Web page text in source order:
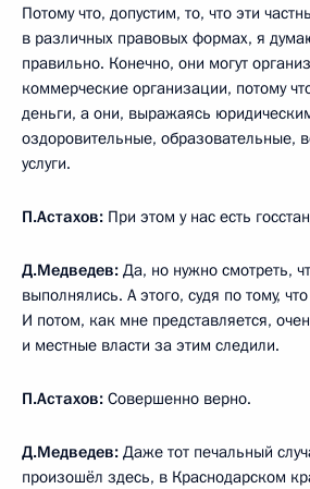
Потому что, допустим, то, что эти
в различных правовых формах, я
правильно. Конечно, они могут
коммерческие организации, потому
деньги, а они, выражаясь
оздоровительные, образовательные,
услуги.
П.Астахов: При этом у нас есть
Д.Медведев: Да, но нужно смотреть,
выполнялись. А этого, судя по тому,
И потом, как мне представляется,
и местные власти за этим следили.
П.Астахов: Совершенно верно.
Д.Медведев: Даже тот печальный
произошёл здесь, в Краснодарском